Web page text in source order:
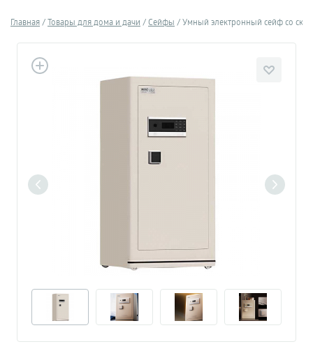
Главная Товары для дома и дачи Сейфы Умный электронный сейф со